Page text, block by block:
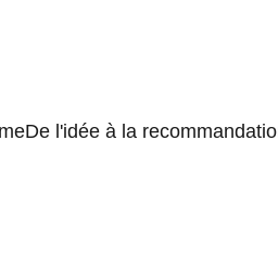
De l'idée à la